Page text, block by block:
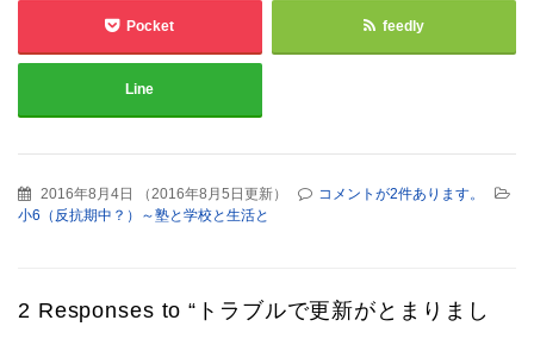
Pocket feedly
Line
2016年8月4日 （2016年8月5日更新）
コメントが2件あります。
小6（反抗期中？）～塾と学校と生活と
2 Responses to “トラブルで更新がとまりまし